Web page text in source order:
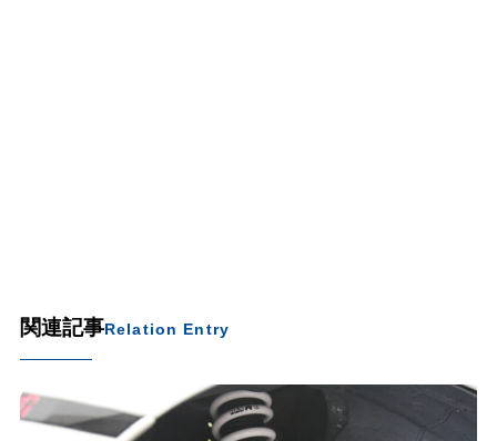
関連記事Relation Entry